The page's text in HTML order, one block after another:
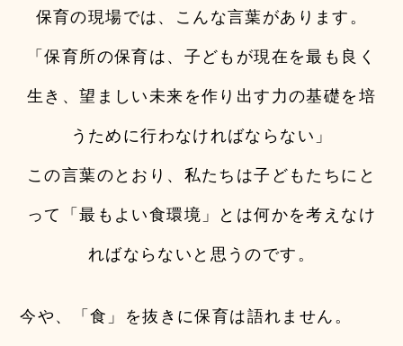
保育の現場では、こんな言葉があります。
「保育所の保育は、子どもが現在を最も良く
生き、望ましい未来を作り出す力の基礎を培
うために行わなければならない」
この言葉のとおり、私たちは子どもたちにと
って「最もよい食環境」とは何かを考えなけ
ればならないと思うのです。
今や、「食」を抜きに保育は語れません。